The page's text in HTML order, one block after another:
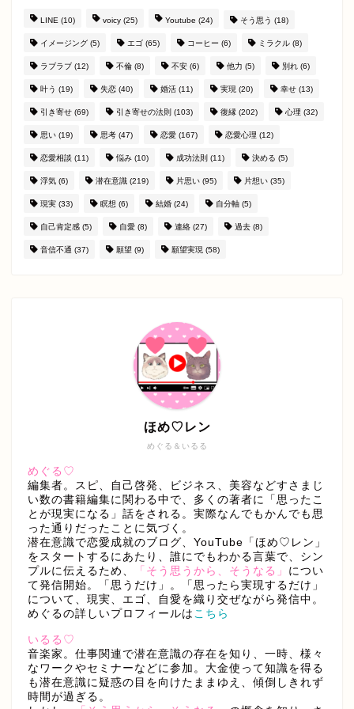
LINE (10) voicy (25) Youtube (24) そう思う (18)
イメージング (5) エゴ (65) コーヒー (6) ミラクル (8)
ラブラブ (12) 不倫 (8) 不安 (6) 他力 (5) 別れ (6)
叶う (19) 失恋 (40) 婚活 (11) 実現 (20) 幸せ (13)
引き寄せ (69) 引き寄せの法則 (103) 復縁 (202) 心理 (32)
思い (19) 思考 (47) 恋愛 (167) 恋愛心理 (12)
恋愛相談 (11) 悩み (10) 成功法則 (11) 決める (5)
浮気 (6) 潜在意識 (219) 片思い (95) 片想い (35)
現実 (33) 瞑想 (6) 結婚 (24) 自分軸 (5)
自己肯定感 (5) 自愛 (8) 連絡 (27) 過去 (8)
音信不通 (37) 願望 (9) 願望実現 (58)
めぐる＆いるる
ほめ♡レン
めぐる♡
編集者。スピ、自己啓発、ビジネス、美容などすさまじ
い数の書籍編集に関わる中で、多くの著者に「思ったこ
とが現実になる」話をされる。実際なんでもかんでも思
った通りだったことに気づく。
潜在意識で恋愛成就のブログ、YouTube「ほめ♡レン」
をスタートするにあたり、誰にでもわかる言葉で、シン
プルに伝えるため、
「そう思うから、そうなる」 につい
て発信開始。「思うだけ」。「思ったら実現するだけ」
について、現実、エゴ、自愛を織り交ぜながら発信中。
めぐるの詳しいプロフィールは こちら
いるる♡
音楽家。仕事関連で潜在意識の存在を知り、一時、様々
なワークやセミナーなどに参加。大金使って知識を得る
も潜在意識に疑惑の目を向けたままゆえ、傾倒しきれず
時間が過ぎる。